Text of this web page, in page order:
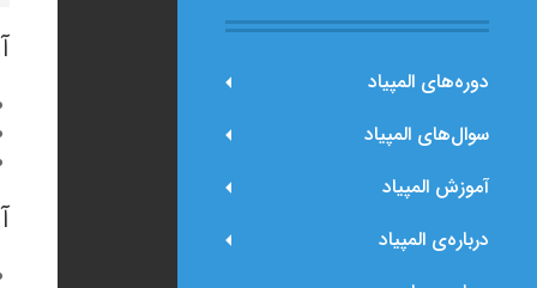
دوره‌های المپیاد
سوال‌های المپیاد
آموزش المپیاد
درباره‌ی المپیاد